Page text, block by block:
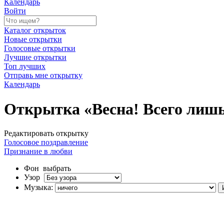
Календарь
Войти
Каталог открыток
Новые открытки
Голосовые открытки
Лучшие открытки
Топ лучших
Отправь мне открытку
Календарь
Открытка «Весна! Всего
Редактировать открытку
Голосовое поздравление
Признание в любви
Фон выбрать
Узор
Музыка: